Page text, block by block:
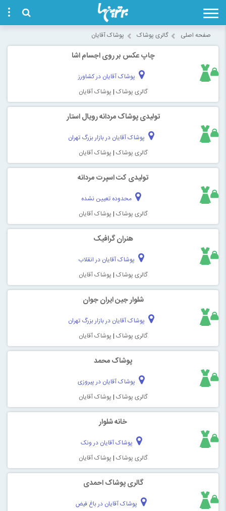
صفحه اصلی گالری پوشاک پوشاک آقایان
چاپ عکس بر روی اجسام اشا
پوشاک آقایان در کشاورز
گالری پوشاک | پوشاک آقایان
تولیدی پوشاک مردانه رویال استار
پوشاک آقایان در بازار بزرگ تهران
گالری پوشاک | پوشاک آقایان
تولیدی کت اسپرت مردانه
محدوده تعیین نشده
گالری پوشاک | پوشاک آقایان
هنران گرافیک
پوشاک آقایان در انقلاب
گالری پوشاک | پوشاک آقایان
شلوار جین ایران جوان
پوشاک آقایان در بازار بزرگ تهران
گالری پوشاک | پوشاک آقایان
پوشاک محمد
پوشاک آقایان در پیروزی
گالری پوشاک | پوشاک آقایان
خانه شلوار
پوشاک آقایان در ونک
گالری پوشاک | پوشاک آقایان
گالری پوشاک احمدی
پوشاک آقایان در باغ فیض